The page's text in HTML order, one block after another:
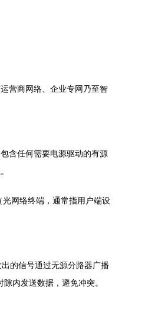
营商网络、企业专网乃至智
含任何需要电源驱动的有源
网络终端，通常指用户端设
的信号通过无源分路器广播
内发送数据，避免冲突。